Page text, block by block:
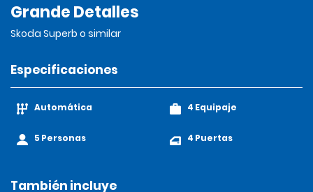
Grande Detalles
Skoda Superb o similar
Especificaciones
Automática
5 Personas
4 Equipaje
4 Puertas
También incluye